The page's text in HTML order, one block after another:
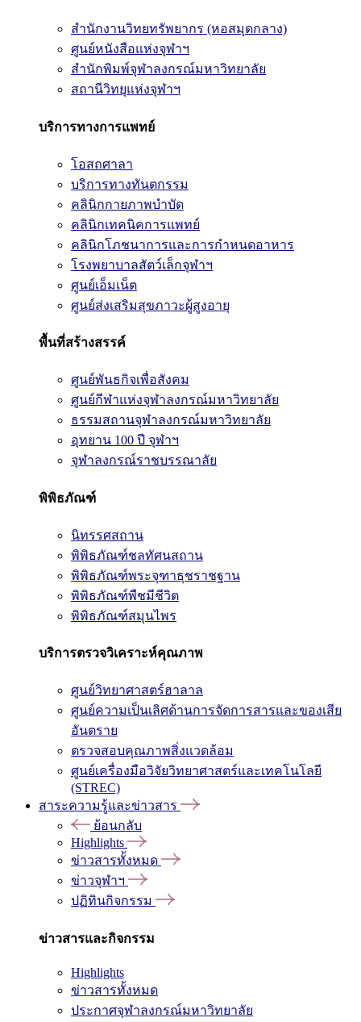
สำนักงานวิทยทรัพยากร (หอสมุดกลาง)
ศูนย์หนังสือแห่งจุฬาฯ
สำนักพิมพ์จุฬาลงกรณ์มหาวิทยาลัย
สถานีวิทยุแห่งจุฬาฯ
บริการทางการแพทย์
โอสถศาลา
บริการทางทันตกรรม
คลินิกกายภาพบำบัด
คลินิกเทคนิคการแพทย์
คลินิกโภชนาการและการกำหนดอาหาร
โรงพยาบาลสัตว์เล็กจุฬาฯ
ศูนย์เอ็มเน็ต
ศูนย์ส่งเสริมสุขภาวะผู้สูงอายุ
พื้นที่สร้างสรรค์
ศูนย์พันธกิจเพื่อสังคม
ศูนย์กีฬาแห่งจุฬาลงกรณ์มหาวิทยาลัย
ธรรมสถานจุฬาลงกรณ์มหาวิทยาลัย
อุทยาน 100 ปี จุฬาฯ
จุฬาลงกรณ์ราชบรรณาลัย
พิพิธภัณฑ์
นิทรรศสถาน
พิพิธภัณฑ์ชลทัศนสถาน
พิพิธภัณฑ์พระจุฑาธุชราชฐาน
พิพิธภัณฑ์พืชมีชีวิต
พิพิธภัณฑ์สมุนไพร
บริการตรวจวิเคราะห์คุณภาพ
ศูนย์วิทยาศาสตร์ฮาลาล
ศูนย์ความเป็นเลิศด้านการจัดการสารและของเสีย
อันตราย
ตรวจสอบคุณภาพสิ่งแวดล้อม
ศูนย์เครื่องมือวิจัยวิทยาศาสตร์และเทคโนโลยี
(STREC)
สาระความรู้และข่าวสาร
ย้อนกลับ
Highlights
ข่าวสารทั้งหมด
ข่าวจุฬาฯ
ปฏิทินกิจกรรม
ข่าวสารและกิจกรรม
Highlights
ข่าวสารทั้งหมด
ประกาศจุฬาลงกรณ์มหาวิทยาลัย